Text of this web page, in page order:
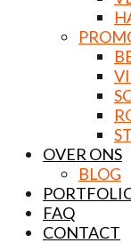
OVER ONS
BLOG
FAQ
CONTACT